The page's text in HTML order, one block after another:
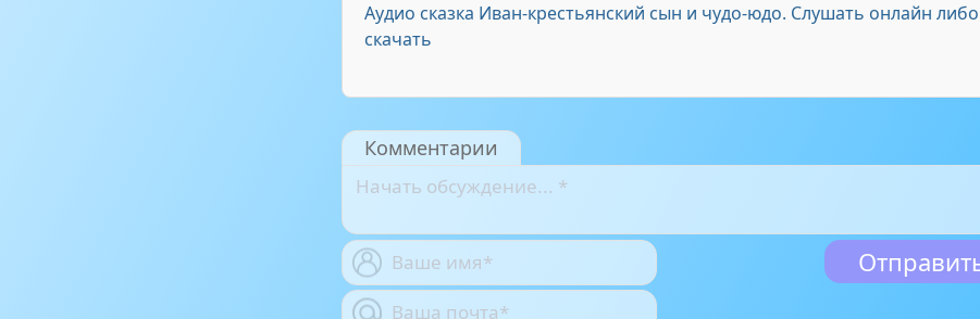
Аудио сказка Иван-крестьянский сын и чудо-юдо. Слушать онлайн либо
скачать
Комментарии